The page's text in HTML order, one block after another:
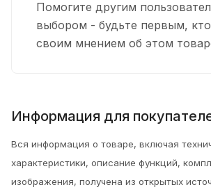
Помогите другим
выбором - будьте первым,
своим мнением об этом
Информация для
Вся информация о товаре, включая
характеристики, описание функций,
изображения, получена из открытых